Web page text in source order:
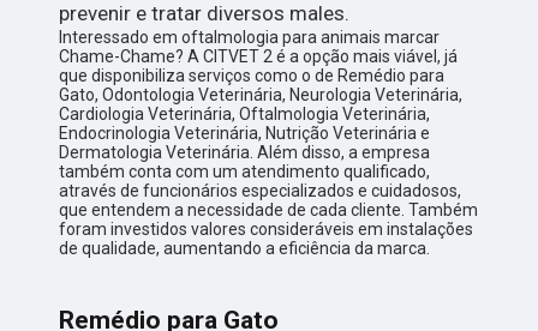
prevenir e tratar diversos males.
Interessado em oftalmologia para animais marcar
Chame-Chame? A CITVET 2 é a opção mais viável, já
que disponibiliza serviços como o de Remédio para
Gato, Odontologia Veterinária, Neurologia Veterinária,
Cardiologia Veterinária, Oftalmologia Veterinária,
Endocrinologia Veterinária, Nutrição Veterinária e
Dermatologia Veterinária. Além disso, a empresa
também conta com um atendimento qualificado,
através de funcionários especializados e cuidadosos,
que entendem a necessidade de cada cliente. Também
foram investidos valores consideráveis em instalações
de qualidade, aumentando a eficiência da marca.
Remédio para Gato